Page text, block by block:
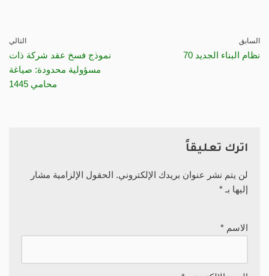
السابق
نظام البناء الجديد 70
التالي
نموذج فسخ عقد شركة ذات
مسؤولية محدودة: صياغة
محامي 1445
اترك تعليقاً
لن يتم نشر عنوان بريدك الإلكتروني. الحقول الإلزامية مشار
إليها بـ *
الاسم *